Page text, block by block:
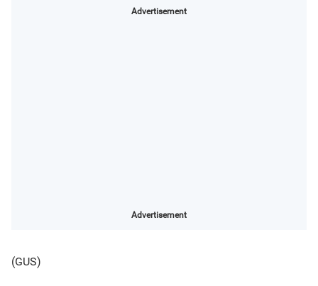
Advertisement
Advertisement
(GUS)